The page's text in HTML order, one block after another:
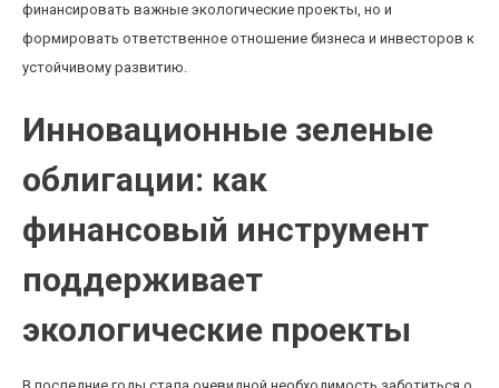
финансировать важные экологические проекты, но и
формировать ответственное отношение бизнеса и инвесторов к
устойчивому развитию.
Инновационные зеленые
облигации: как
финансовый инструмент
поддерживает
экологические проекты